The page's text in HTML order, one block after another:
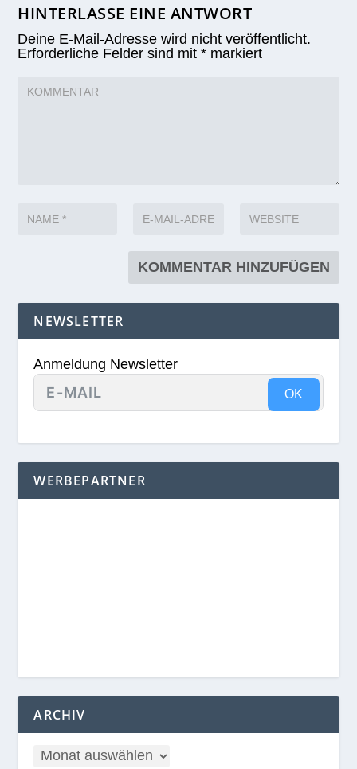
HINTERLASSE EINE ANTWORT
Deine E-Mail-Adresse wird nicht veröffentlicht.
Erforderliche Felder sind mit* markiert
NEWSLETTER
Anmeldung Newsletter
OK
WERBEPARTNER
ARCHIV